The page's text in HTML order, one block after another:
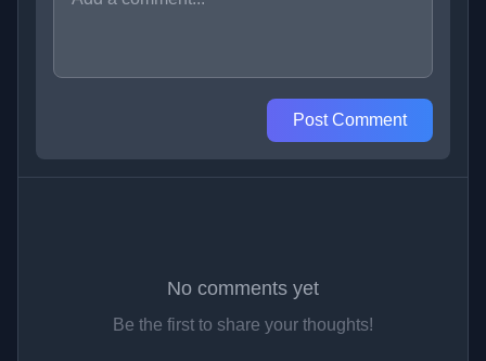
Post Comment
No comments yet
Be the first to share your thoughts!